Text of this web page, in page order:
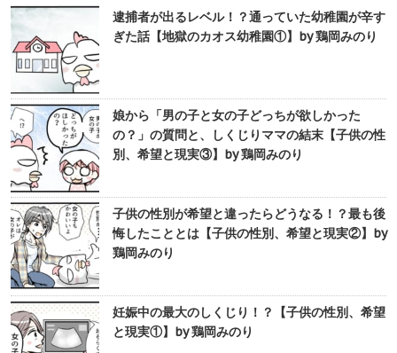
逮捕者が出るレベル！？通っていた幼稚園が辛す
ぎた話【地獄のカオス幼稚園①】by 鶏岡みのり
娘から「男の子と女の子どっちが欲しかった
の？」の質問と、しくじりママの結末【子供の性
別、希望と現実③】by 鶏岡みのり
子供の性別が希望と違ったらどうなる！？最も後
悔したこととは【子供の性別、希望と現実②】by
鶏岡みのり
妊娠中の最大のしくじり！？【子供の性別、希望
と現実①】by 鶏岡みのり